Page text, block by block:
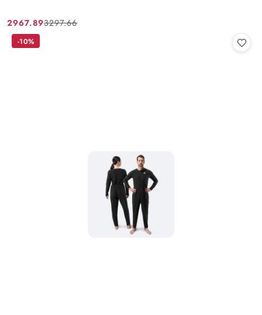
Cena
promocyjna:
2967.89
Cena
przed
3297.66
-10%